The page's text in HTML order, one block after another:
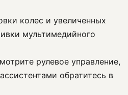
колес и увеличенных
мультимедийного
рулевое управление,
обратитесь в